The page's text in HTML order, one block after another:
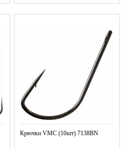
Крючки VMC (10шт) 7138BN